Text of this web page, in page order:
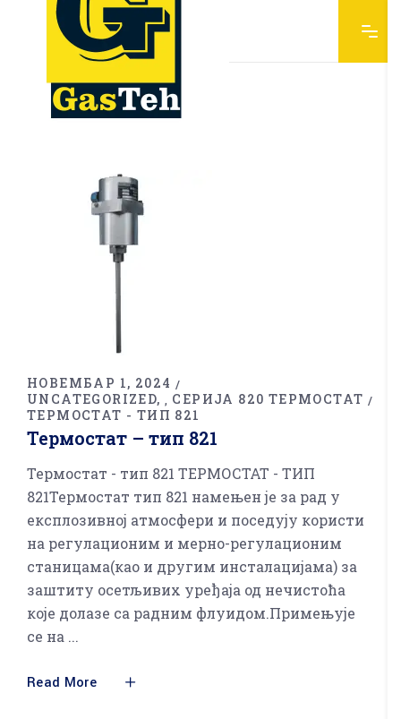
НОВЕМБАР 1, 2024
UNCATEGORIZED
СЕРИЈА 820 ТЕРМОСТАТ
ТЕРМОСТАТ - ТИП 821
Термостат – тип 821
Термостат - тип 821 ТЕРМОСТАТ - ТИП
821Термостат тип 821 намењен је за рад у
експлозивној атмосфери и поседују користи
на регулационим и мерно-регулационим
станицама(као и другим инсталацијама) за
заштиту осетљивих уређаја од нечистоћа
које долазе са радним флуидом.Примењује
се на
Read More